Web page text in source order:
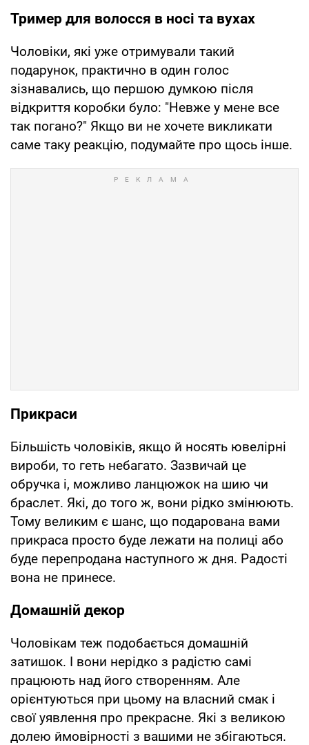
Тример для волосся в носі та вухах
Чоловіки, які уже отримували такий
подарунок, практично в один голос
зізнавались, що першою думкою після
відкриття коробки було: "Невже у мене все
так погано?" Якщо ви не хочете викликати
саме таку реакцію, подумайте про щось інше.
Прикраси
Більшість чоловіків, якщо й носять ювелірні
вироби, то геть небагато. Зазвичай це
обручка і, можливо ланцюжок на шию чи
браслет. Які, до того ж, вони рідко змінюють.
Тому великим є шанс, що подарована вами
прикраса просто буде лежати на полиці або
буде перепродана наступного ж дня. Радості
вона не принесе.
Домашній декор
Чоловікам теж подобається домашній
затишок. І вони нерідко з радістю самі
працюють над його створенням. Але
орієнтуються при цьому на власний смак і
свої уявлення про прекрасне. Які з великою
долею ймовірності з вашими не збігаються.